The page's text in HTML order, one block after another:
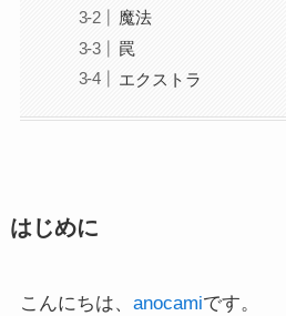
魔法
罠
エクストラ
はじめに
こんにちは、 anocamiです。